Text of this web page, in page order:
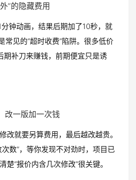
”的隐藏费用
钟动画，结果后期加了10秒，就
常见的“超时收费”陷阱。很多低价
期补刀来赚钱，前期便宜只是诱
改一版加一次钱
改就要另算费用，最后越改越贵。
数”，等你发现不对劲时，项目已
楚“报价内含几次修改”很关键。